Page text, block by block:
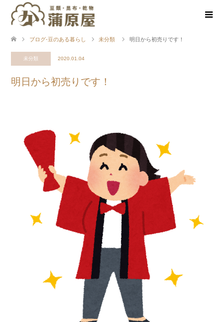
ブログ-豆のある暮らし 未分類 明日から初売りです！
未分類 2020.01.04
明日から初売りです！